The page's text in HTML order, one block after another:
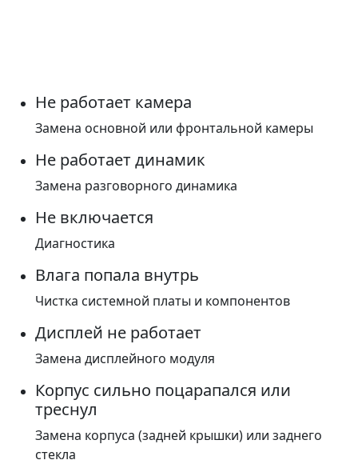
Не работает камера
Замена основной или фронтальной камеры
Не работает динамик
Замена разговорного динамика
Не включается
Диагностика
Влага попала внутрь
Чистка системной платы и компонентов
Дисплей не работает
Замена дисплейного модуля
Корпус сильно поцарапался или
треснул
Замена корпуса (задней крышки) или заднего
стекла